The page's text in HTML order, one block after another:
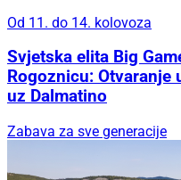
Od 11. do 14. kolovoza
Svjetska elita Big
Rogoznicu:
uz Dalmatino
Zabava za sve generacije